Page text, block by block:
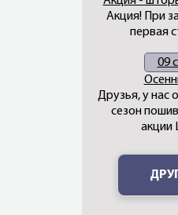
Акция! При
первая
09
Друзья, у нас
сезон